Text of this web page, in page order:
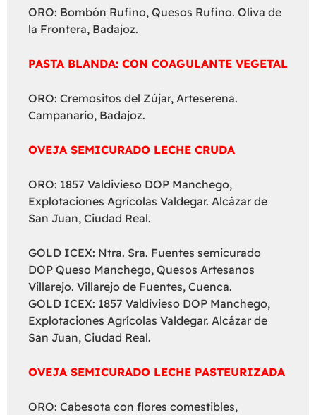
ORO: Bombón Rufino, Quesos Rufino. Oliva de
la Frontera, Badajoz.
PASTA BLANDA: CON COAGULANTE VEGETAL
ORO: Cremositos del Zújar, Arteserena.
Campanario, Badajoz.
OVEJA SEMICURADO LECHE CRUDA
ORO: 1857 Valdivieso DOP Manchego,
Explotaciones Agrícolas Valdegar. Alcázar de
San Juan, Ciudad Real.
GOLD ICEX: Ntra. Sra. Fuentes semicurado
DOP Queso Manchego, Quesos Artesanos
Villarejo. Villarejo de Fuentes, Cuenca.
GOLD ICEX: 1857 Valdivieso DOP Manchego,
Explotaciones Agrícolas Valdegar. Alcázar de
San Juan, Ciudad Real.
OVEJA SEMICURADO LECHE PASTEURIZADA
ORO: Cabesota con flores comestibles,